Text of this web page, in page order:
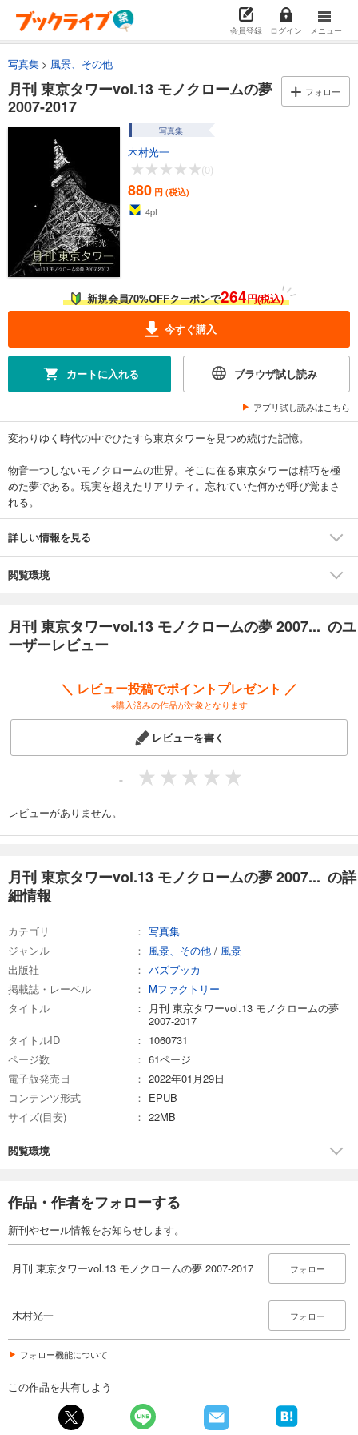
会員登録 ログイン メニュー
写真集 風景、その他
月刊 東京タワーvol.13 モノクロームの夢
2007-2017
フォロー
写真集
木村光一
-
(0)
880 円 (税込)
4pt
新規会員70%OFFクーポンで264円(税込)
今すぐ購入
カートに入れる ブラウザ試し読み
アプリ試し読みはこちら
変わりゆく時代の中でひたすら東京タワーを見つめ続けた記憶。
物音一つしないモノクロームの世界。そこに在る東京タワーは精巧を極
めた夢である。現実を超えたリアリティ。忘れていた何かが呼び覚まさ
れる。
詳しい情報を見る
閲覧環境
月刊 東京タワーvol.13 モノクロームの夢 2007... のユ
ーザーレビュー
＼ レビュー投稿でポイントプレゼント ／
※購入済みの作品が対象となります
レビューを書く
-
レビューがありません。
月刊 東京タワーvol.13 モノクロームの夢 2007... の詳
細情報
カテゴリ
写真集
ジャンル
風景、その他 / 風景
出版社
バズブッカ
掲載誌・レーベル
Mファクトリー
タイトル
月刊 東京タワーvol.13 モノクロームの夢
2007-2017
タイトルID
1060731
ページ数
61ページ
電子版発売日
2022年01月29日
コンテンツ形式
EPUB
サイズ(目安)
22MB
閲覧環境
作品・作者をフォローする
新刊やセール情報をお知らせします。
月刊 東京タワーvol.13 モノクロームの夢 2007-2017 フォロー
木村光一 フォロー
フォロー機能について
この作品を共有しよう